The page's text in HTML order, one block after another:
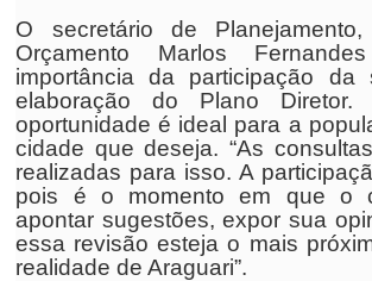
O secretário de
Orçamento Marlos
importância da participação da
elaboração do Plano
oportunidade é ideal para a
cidade que deseja. “As
realizadas para isso. A
pois é o momento em que o
apontar sugestões, expor sua
essa revisão esteja o mais
realidade de Araguari”.